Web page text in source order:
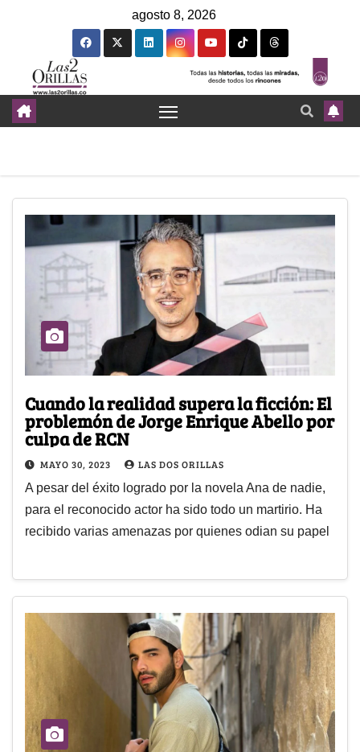
agosto 8, 2026
Cuando la realidad supera la ficción: El
problemón de Jorge Enrique Abello por
culpa de RCN
MAYO 30, 2023 LAS DOS ORILLAS
A pesar del éxito logrado por la novela Ana de nadie,
para el reconocido actor ha sido todo un martirio. Ha
recibido varias amenazas por quienes odian su papel